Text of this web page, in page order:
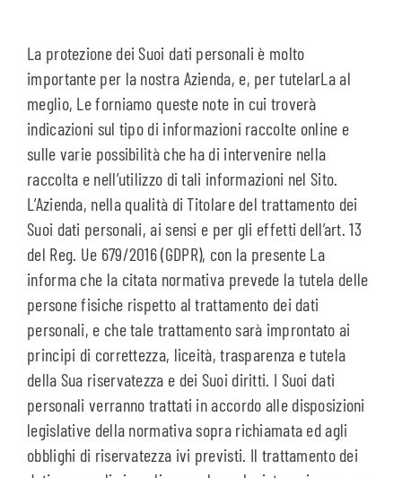
La protezione dei Suoi dati personali è molto
importante per la nostra Azienda, e, per tutelarLa al
meglio, Le forniamo queste note in cui troverà
indicazioni sul tipo di informazioni raccolte online e
sulle varie possibilità che ha di intervenire nella
raccolta e nell’utilizzo di tali informazioni nel Sito.
L’Azienda, nella qualità di Titolare del trattamento dei
Suoi dati personali, ai sensi e per gli effetti dell’art. 13
del Reg. Ue 679/2016 (GDPR), con la presente La
informa che la citata normativa prevede la tutela delle
persone fisiche rispetto al trattamento dei dati
personali, e che tale trattamento sarà improntato ai
principi di correttezza, liceità, trasparenza e tutela
della Sua riservatezza e dei Suoi diritti. I Suoi dati
personali verranno trattati in accordo alle disposizioni
legislative della normativa sopra richiamata ed agli
obblighi di riservatezza ivi previsti. Il trattamento dei